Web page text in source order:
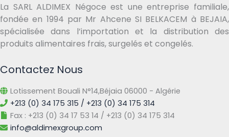
La SARL ALDIMEX Négoce est une entreprise familiale,
fondée en 1994 par Mr Ahcene SI BELKACEM à BEJAIA,
spécialisée dans l’importation et la distribution des
produits alimentaires frais, surgelés et congelés.
Contactez Nous
Lotissement Bouali N°14,Béjaia 06000 - Algérie
+213 (0) 34 175 315 / +213 (0) 34 175 314
Fax : +213 (0) 34 17 53 14 / +213 (0) 34 175 314
info@aldimexgroup.com